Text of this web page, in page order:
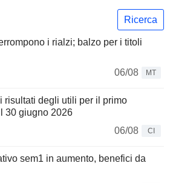
Ricerca
i rialzi; balzo per i titoli
06/08
MT
risultati degli utili per il primo
30 giugno 2026
06/08
CI
sem1 in aumento, benefici da